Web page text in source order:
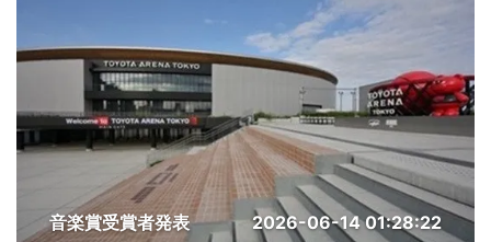
音楽賞受賞者発表 2026-06-14 01:28:22